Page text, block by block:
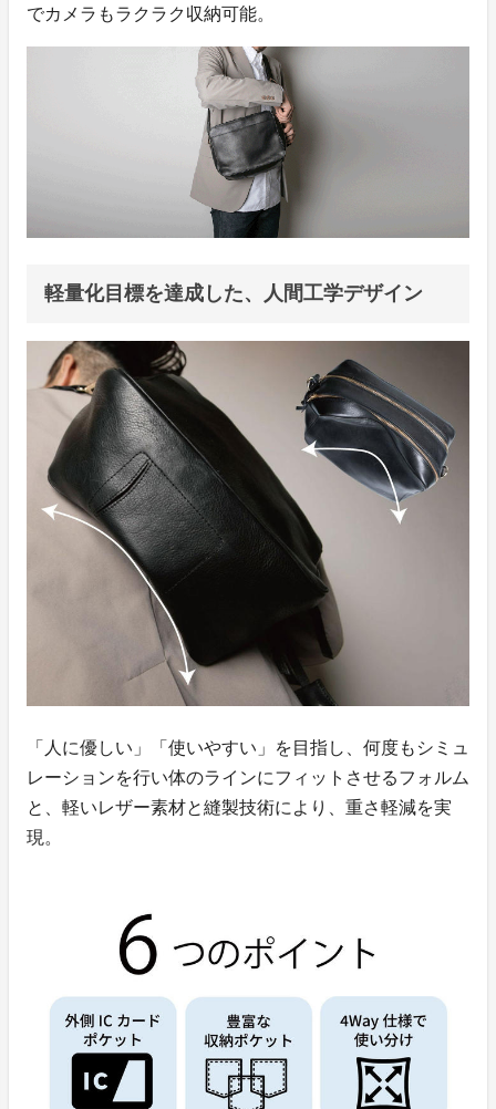
でカメラもラクラク収納可能。
軽量化目標を達成した、人間工学デザイン
「人に優しい」「使いやすい」を目指し、何度もシミュ
レーションを行い体のラインにフィットさせるフォルム
と、軽いレザー素材と縫製技術により、重さ軽減を実
現。